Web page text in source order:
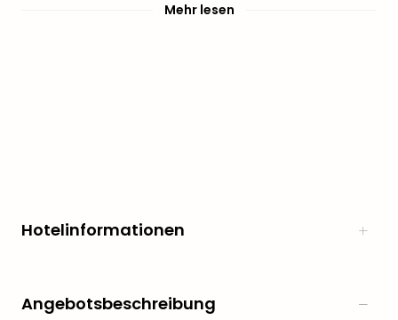
Mehr lesen
Hotelinformationen
Angebotsbeschreibung